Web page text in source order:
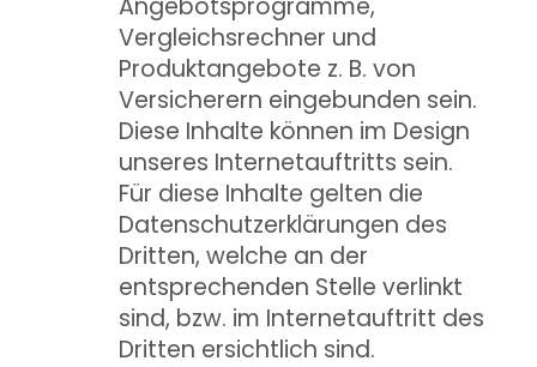
Vergleichsrechner und
Produktangebote z. B. von
Versicherern eingebunden sein.
Diese Inhalte können im Design
unseres Internetauftritts sein.
Für diese Inhalte gelten die
Datenschutzerklärungen des
Dritten, welche an der
entsprechenden Stelle verlinkt
sind, bzw. im Internetauftritt des
Dritten ersichtlich sind.